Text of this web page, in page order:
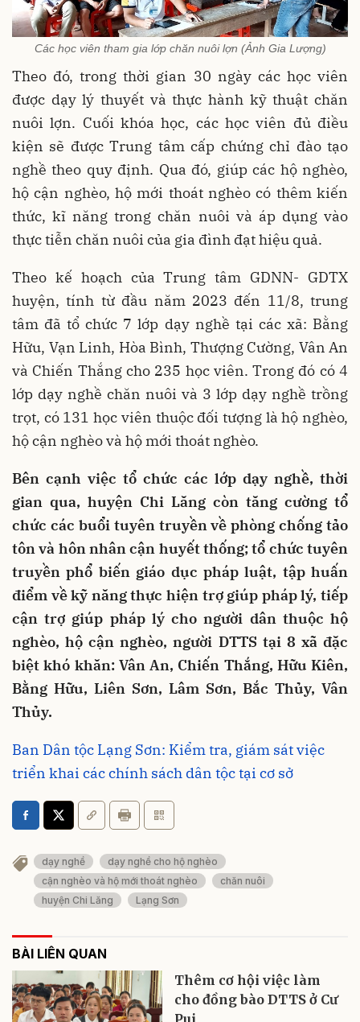
Các học viên tham gia lớp chăn nuôi lợn (Ảnh Gia Lượng)
Theo đó, trong thời gian 30 ngày các học viên
được dạy lý thuyết và thực hành kỹ thuật chăn
nuôi lợn. Cuối khóa học, các học viên đủ điều
kiện sẽ được Trung tâm cấp chứng chỉ đào tạo
nghề theo quy định. Qua đó, giúp các hộ nghèo,
hộ cận nghèo, hộ mới thoát nghèo có thêm kiến
thức, kĩ năng trong chăn nuôi và áp dụng vào
thực tiễn chăn nuôi của gia đình đạt hiệu quả.
Theo kế hoạch của Trung tâm GDNN- GDTX
huyện, tính từ đầu năm 2023 đến 11/8, trung
tâm đã tổ chức 7 lớp dạy nghề tại các xã: Bằng
Hữu, Vạn Linh, Hòa Bình, Thượng Cường, Vân An
và Chiến Thắng cho 235 học viên. Trong đó có 4
lớp dạy nghề chăn nuôi và 3 lớp dạy nghề trồng
trọt, có 131 học viên thuộc đối tượng là hộ nghèo,
hộ cận nghèo và hộ mới thoát nghèo.
Bên cạnh việc tổ chức các lớp dạy nghề, thời
gian qua, huyện Chi Lăng còn tăng cường tổ
chức các buổi tuyên truyền về phòng chống tảo
tôn và hôn nhân cận huyết thống; tổ chức tuyên
truyền phổ biến giáo dục pháp luật, tập huấn
điểm về kỹ năng thực hiện trợ giúp pháp lý, tiếp
cận trợ giúp pháp lý cho người dân thuộc hộ
nghèo, hộ cận nghèo, người DTTS tại 8 xã đặc
biệt khó khăn: Vân An, Chiến Thắng, Hữu Kiên,
Bằng Hữu, Liên Sơn, Lâm Sơn, Bắc Thủy, Vân
Thủy.
Ban Dân tộc Lạng Sơn: Kiểm tra, giám sát việc
triển khai các chính sách dân tộc tại cơ sở
dạy nghề
dạy nghề cho hộ nghèo
cận nghèo và hộ mới thoát nghèo
chăn nuôi
huyện Chi Lăng
Lạng Sơn
BÀI LIÊN QUAN
Thêm cơ hội việc làm
cho đồng bào DTTS ở Cư